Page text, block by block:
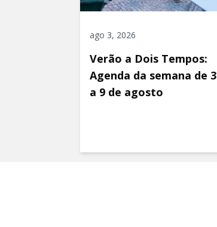
ago 3, 2026
Verão a Dois Tempos:
Agenda da semana de 3
a 9 de agosto